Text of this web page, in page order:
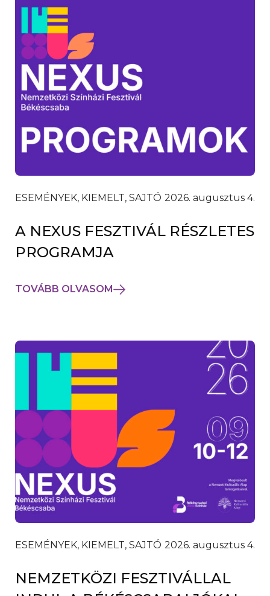
ESEMÉNYEK, KIEMELT, SAJTÓ 2026. augusztus 4.
A NEXUS FESZTIVÁL RÉSZLETES
PROGRAMJA
TOVÁBB OLVASOM
ESEMÉNYEK, KIEMELT, SAJTÓ 2026. augusztus 4.
NEMZETKÖZI FESZTIVÁLLAL